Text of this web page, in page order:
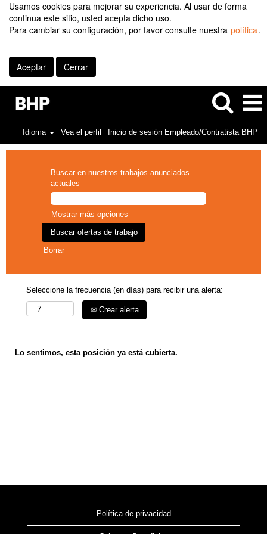
Usamos cookies para mejorar su experiencia. Al usar de forma
continua este sitio, usted acepta dicho uso.
Para cambiar su configuración, por favor consulte nuestra política.
Aceptar Cerrar
Idioma Vea el perfil Inicio de sesión Empleado/Contratista BHP
Buscar en nuestros trabajos anunciados
actuales
Mostrar más opciones
Borrar
Seleccione la frecuencia (en días) para recibir una alerta:
Crear alerta
Lo sentimos, esta posición ya está cubierta.
Política de privacidad